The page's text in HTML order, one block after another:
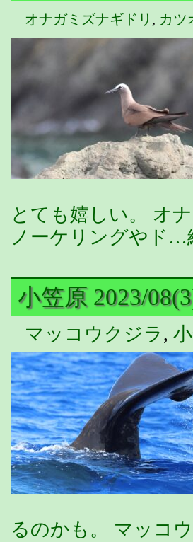
オナガミズナギドリ , カツ
とても嬉しい。 オ
ノーケリングやド…
小笠原 2023/
マッコウクジラ ,
るのかも。 マッコ